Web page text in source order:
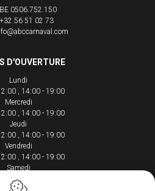
0506.752.150
+32 56 51 02 73
D'OUVERTURE
Lundi
14:00 - 19:00
Mercredi
14:00 - 19:00
Jeudi
14:00 - 19:00
Vendredi
14:00 - 19:00
Samedi
14:00 - 18:00